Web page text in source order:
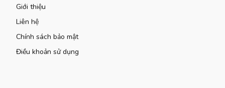
Giới thiệu
Liên hệ
Chính sách bảo mật
Điều khoản sử dụng